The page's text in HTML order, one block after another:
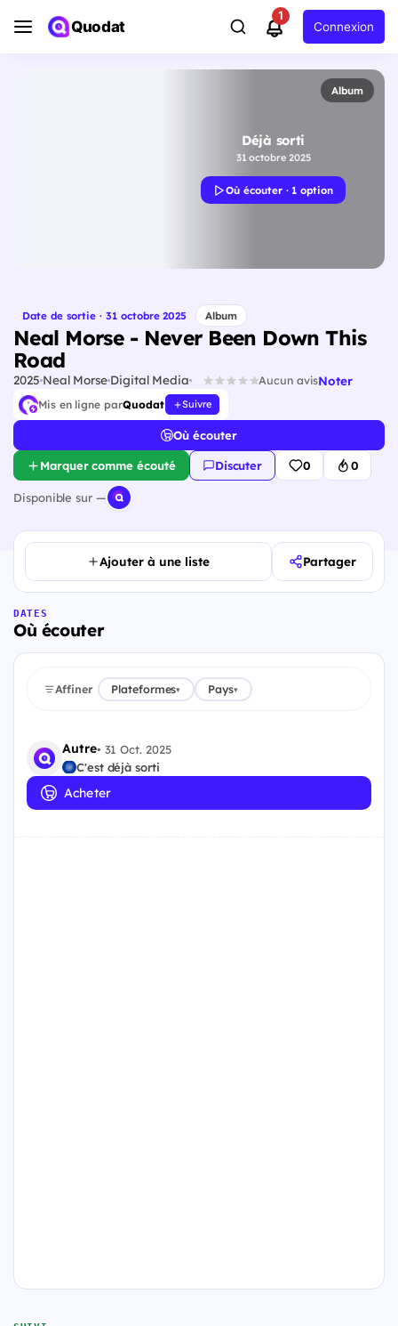
Quodat
1
Connexion
Album
Déjà sorti
31 octobre 2025
Où écouter · 1 option
Date de sortie · 31 octobre 2025 Album
Neal Morse - Never Been Down This
Road
2025 Neal Morse Digital Media Aucun avisNoter
Mis en ligne parQuodat Suivre
Où écouter
Marquer comme écouté Discuter 0 0
Disponible sur —
Ajouter à une liste Partager
DATES
Où écouter
Affiner Plateformes▾ Pays▾
Autre• 31 Oct. 2025
C'est déjà sorti
Acheter